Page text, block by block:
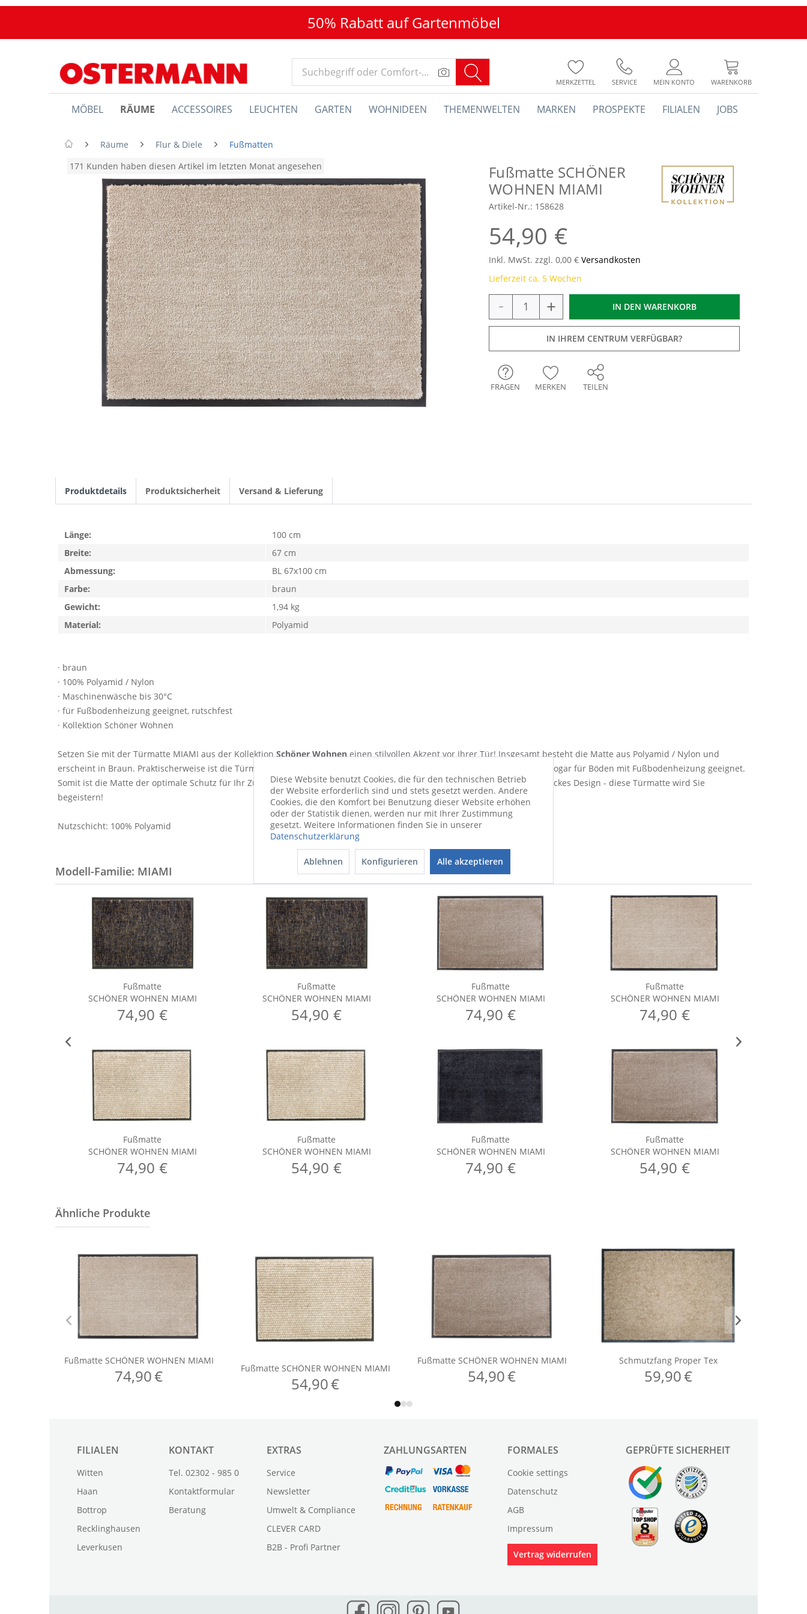
50% Rabatt auf Gartenmöbel
MERKZETTEL SERVICE MEIN KONTO WARENKORB
MÖBEL RÄUME ACCESSOIRES LEUCHTEN GARTEN WOHNIDEEN THEMENWELTEN MARKEN PROSPEKTE FILIALEN JOBS
Räume Flur & Diele
Fußmatten
171 Kunden haben diesen Artikel im letzten Monat angesehen
Fußmatte SCHÖNER
WOHNEN MIAMI
Artikel-Nr.: 158628
54,90 €
Inkl. MwSt. zzgl. 0,00 € Versandkosten
Lieferzeit ca. 5 Wochen
- + IN DEN WARENKORB
IN IHREM CENTRUM VERFÜGBAR?
FRAGEN MERKEN TEILEN
Produktdetails Produktsicherheit Versand & Lieferung
· braun
· 100% Polyamid / Nylon
· Maschinenwäsche bis 30°C
· für Fußbodenheizung geeignet, rutschfest
· Kollektion Schöner Wohnen
Setzen Sie mit der Türmatte MIAMI aus der KollektionSchöner Wohneneinen stilvollen Akzent vor Ihrer Tür! Insgesamt besteht die Matte aus Polyamid / Nylon und
erscheint in Braun. Praktischerweise ist die Türmatte bei bis zu 30 Grad in der Waschmaschine waschbar, rutschfest und sogar für Böden mit Fußbodenheizung geeignet.
Somit ist die Matte der optimale Schutz für Ihr Zuhause, denn sie hält verschiedensten Dreck auf. Bestes Material und schickes Design - diese Türmatte wird Sie
begeistern!
Nutzschicht: 100% Polyamid
Länge:
100 cm
Breite:
67 cm
Abmessung:
BL 67x100 cm
Farbe:
braun
Gewicht:
1,94 kg
Material:
Polyamid
Modell-Familie: MIAMI
Fußmatte
SCHÖNER WOHNEN MIAMI
74,90 €
Fußmatte
SCHÖNER WOHNEN MIAMI
74,90 €
Fußmatte
SCHÖNER WOHNEN MIAMI
54,90 €
Fußmatte
SCHÖNER WOHNEN MIAMI
54,90 €
Fußmatte
SCHÖNER WOHNEN MIAMI
74,90 €
Fußmatte
SCHÖNER WOHNEN MIAMI
74,90 €
Fußmatte
SCHÖNER WOHNEN MIAMI
74,90 €
Fußmatte
SCHÖNER WOHNEN MIAMI
54,90 €
FILIALEN
Witten
Haan
Bottrop
Recklinghausen
Leverkusen
KONTAKT
Tel. 02302 - 985 0
Kontaktformular
Beratung
EXTRAS
Service
Newsletter
Umwelt & Compliance
CLEVER CARD
B2B - Profi Partner
ZAHLUNGSARTEN FORMALES
Cookie settings
Datenschutz
AGB
Impressum
Vertrag widerrufen
GEPRÜFTE SICHERHEIT
Diese Website benutzt Cookies, die für den technischen Betrieb
der Website erforderlich sind und stets gesetzt werden. Andere
Cookies, die den Komfort bei Benutzung dieser Website erhöhen
oder der Statistik dienen, werden nur mit Ihrer Zustimmung
gesetzt. Weitere Informationen finden Sie in unserer
Datenschutzerklärung
Ablehnen Konfigurieren Alle akzeptieren